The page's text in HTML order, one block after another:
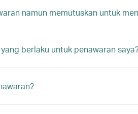
namun memutuskan untuk
berlaku untuk penawaran